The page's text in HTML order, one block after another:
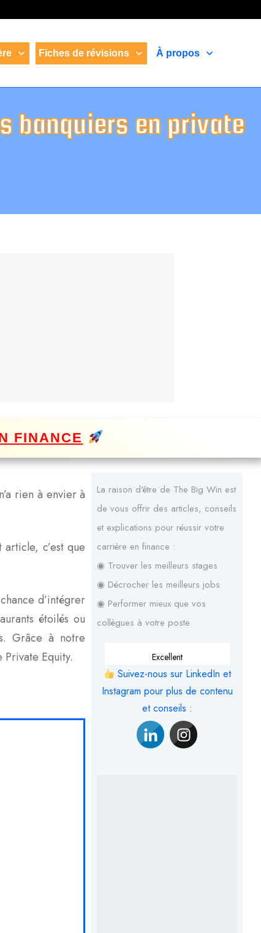
Fiches de révisions À propos
banquiers en private
FINANCE
rien à envier à
c’est que
d’intégrer
étoilés ou
Grâce à notre
Private Equity.
La raison d'être de The Big Win est
de vous offrir des articles, conseils
et explications pour réussir votre
carrière en finance :
◉ Trouver les meilleurs stages
◉ Décrocher les meilleurs jobs
◉ Performer mieux que vos
collègues à votre poste
Excellent
Suivez-nous sur LinkedIn et
Instagram pour plus de contenu
et conseils :